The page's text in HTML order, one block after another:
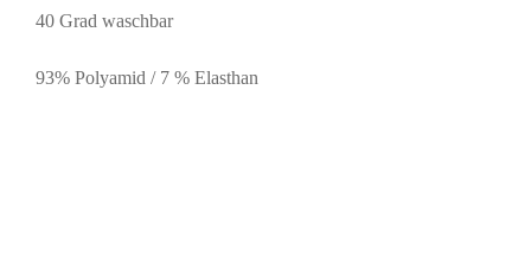
40 Grad waschbar
93% Polyamid / 7 % Elasthan